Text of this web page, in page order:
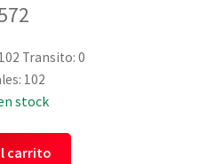
Transito: 0
102
stock
carrito